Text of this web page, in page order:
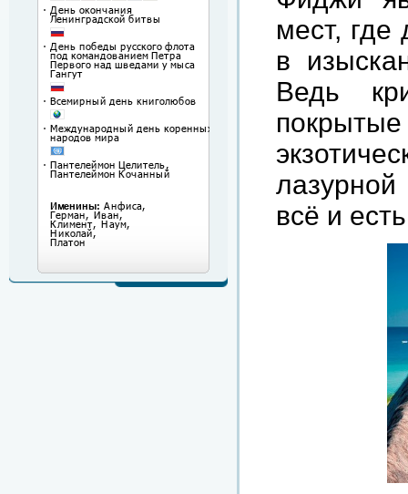
мест, где
в
Ведь
покрытые
лазурной
всё и есть